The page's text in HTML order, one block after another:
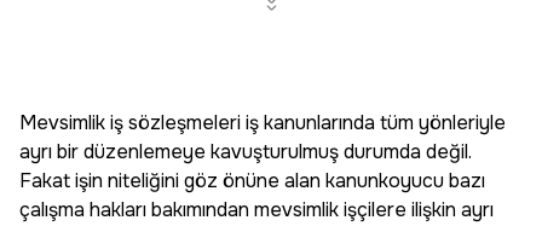
Mevsimlik iş sözleşmeleri iş kanunlarında tüm yönleriyle
ayrı bir düzenlemeye kavuşturulmuş durumda değil.
Fakat işin niteliğini göz önüne alan kanunkoyucu bazı
çalışma hakları bakımından mevsimlik işçilere ilişkin ayrı